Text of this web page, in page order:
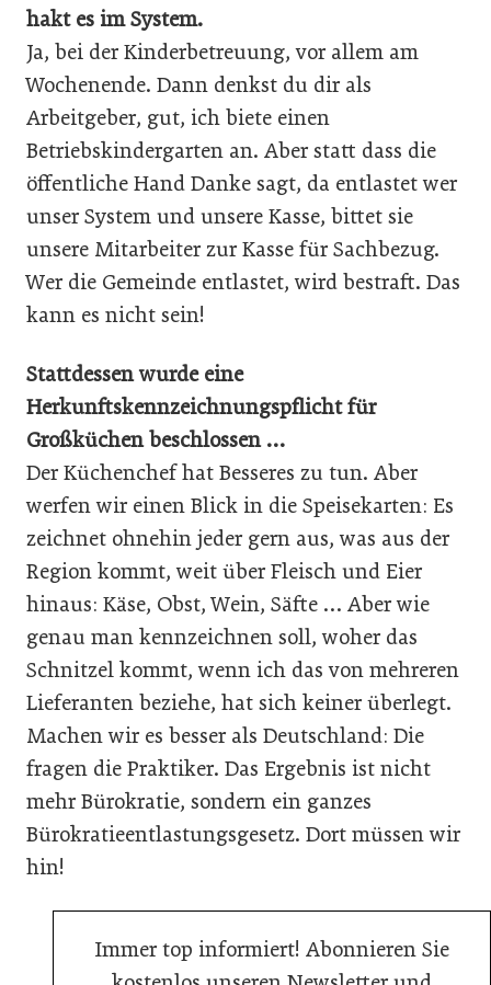
hakt es im System.
Ja, bei der Kinderbetreuung, vor allem am
Wochenende. Dann denkst du dir als
Arbeitgeber, gut, ich biete einen
Betriebskindergarten an. Aber statt dass die
öffentliche Hand Danke sagt, da entlastet wer
unser System und unsere Kasse, bittet sie
unsere Mitarbeiter zur Kasse für Sachbezug.
Wer die Gemeinde entlastet, wird bestraft. Das
kann es nicht sein!
Stattdessen wurde eine
Herkunftskennzeichnungspflicht für
Großküchen beschlossen …
Der Küchenchef hat Besseres zu tun. Aber
werfen wir einen Blick in die Speisekarten: Es
zeichnet ohnehin jeder gern aus, was aus der
Region kommt, weit über Fleisch und Eier
hinaus: Käse, Obst, Wein, Säfte … Aber wie
genau man kennzeichnen soll, woher das
Schnitzel kommt, wenn ich das von mehreren
Lieferanten beziehe, hat sich keiner überlegt.
Machen wir es besser als Deutschland: Die
fragen die Praktiker. Das Ergebnis ist nicht
mehr Bürokratie, sondern ein ganzes
Bürokratieentlastungsgesetz. Dort müssen wir
hin!
Immer top informiert! Abonnieren Sie